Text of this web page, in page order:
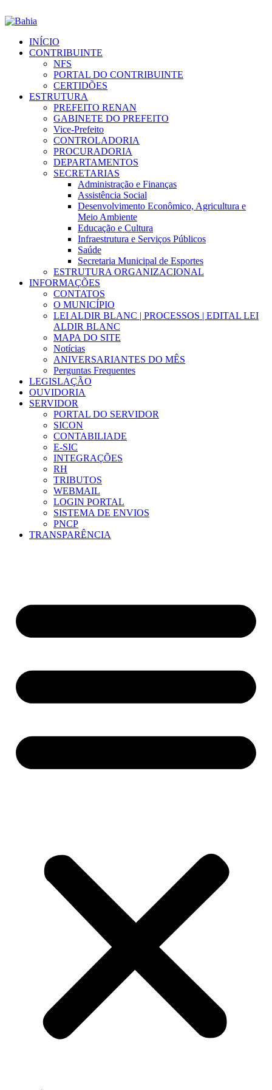
INÍCIO
CONTRIBUINTE
NFS
PORTAL DO CONTRIBUINTE
CERTIDÕES
ESTRUTURA
PREFEITO RENAN
GABINETE DO PREFEITO
Vice-Prefeito
CONTROLADORIA
PROCURADORIA
DEPARTAMENTOS
SECRETARIAS
Administração e Finanças
Assistência Social
Desenvolvimento Econômico, Agricultura e
Meio Ambiente
Educação e Cultura
Infraestrutura e Serviços Públicos
Saúde
Secretaria Municipal de Esportes
ESTRUTURA ORGANIZACIONAL
INFORMAÇÕES
CONTATOS
O MUNICÍPIO
LEI ALDIR BLANC | PROCESSOS | EDITAL LEI
ALDIR BLANC
MAPA DO SITE
Notícias
ANIVERSARIANTES DO MÊS
Perguntas Frequentes
LEGISLAÇÃO
OUVIDORIA
SERVIDOR
PORTAL DO SERVIDOR
SICON
CONTABILIADE
E-SIC
INTEGRAÇÕES
RH
TRIBUTOS
WEBMAIL
LOGIN PORTAL
SISTEMA DE ENVIOS
PNCP
TRANSPARÊNCIA